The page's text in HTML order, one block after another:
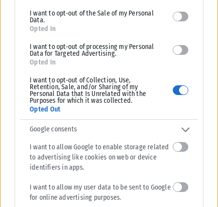
I want to opt-out of the Sale of my Personal
Data.
Opted In
I want to opt-out of processing my Personal
Data for Targeted Advertising.
Opted In
I want to opt-out of Collection, Use,
Retention, Sale, and/or Sharing of my
Personal Data that Is Unrelated with the
Purposes for which it was collected.
Opted Out
Google consents
I want to allow Google to enable storage related
to advertising like cookies on web or device
identifiers in apps.
I want to allow my user data to be sent to Google
for online advertising purposes.
ΔΕΘ: Χρηματοδότηση 204,6 εκατ. ευρώ για την ανάπλαση –
Πάρκο 120 στρεμμάτων και νέες εκθεσιακές υποδομές
Η ανάπλαση της ΔΕΘ εντάχθηκε στο Εθνικό Πρόγραμμα Ανάπτυξης
2026-2030 με χρηματοδότηση 204,6 εκατ. ευρώ, εξασφαλίζοντας την
ΑΝΑΡΤΉΘΗΚΕ ΑΠΌKARFITSANEWS 06/08/2026